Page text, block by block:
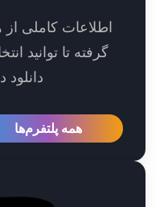
کاملی از هر محتو
گرفته تا توانید انتخاب
دانلود داشته
همه پلتفرم‌ها